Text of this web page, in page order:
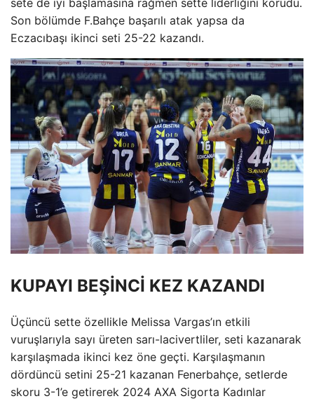
sete de iyi başlamasına rağmen sette liderliğini korudu.
Son bölümde F.Bahçe başarılı atak yapsa da
Eczacıbaşı ikinci seti 25-22 kazandı.
KUPAYI BEŞİNCİ KEZ KAZANDI
Üçüncü sette özellikle Melissa Vargas’ın etkili
vuruşlarıyla sayı üreten sarı-lacivertliler, seti kazanarak
karşılaşmada ikinci kez öne geçti. Karşılaşmanın
dördüncü setini 25-21 kazanan Fenerbahçe, setlerde
skoru 3-1’e getirerek 2024 AXA Sigorta Kadınlar